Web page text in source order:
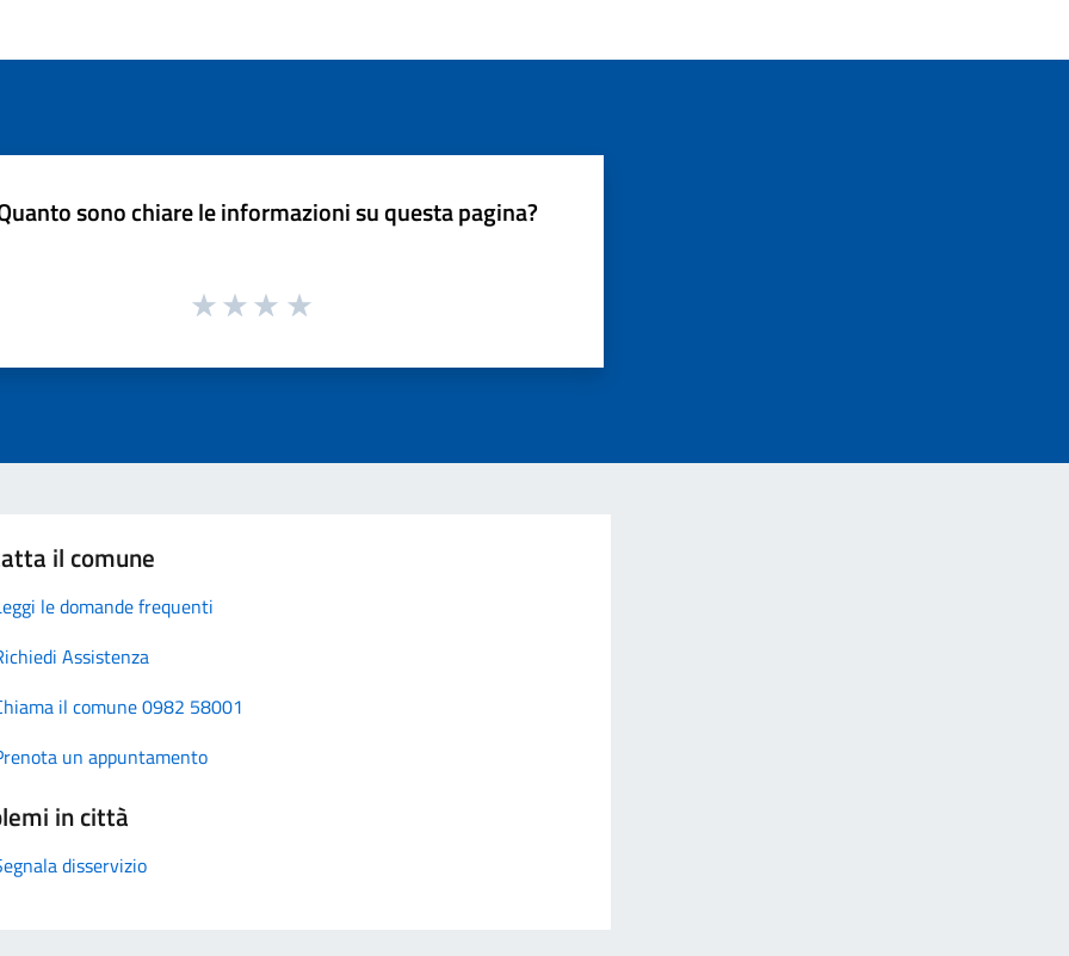
sono chiare le informazioni su questa pagina?
il comune
le domande frequenti
Assistenza
il comune 0982 58001
un appuntamento
in città
disservizio